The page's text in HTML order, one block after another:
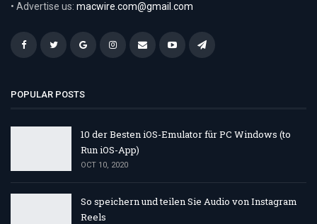
• Advertise us: macwire.com@gmail.com
POPULAR POSTS
10 der Besten iOS-Emulator für PC Windows (to
Run iOS-App)
OCT 10, 2020
So speichern und teilen Sie Audio von Instagram
Reels